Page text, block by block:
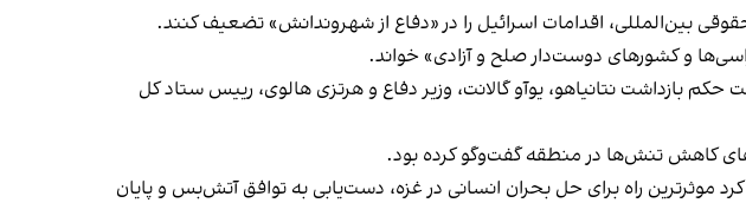
بین‌المللی، اقدامات اسرائیل را در «دفاع از شهروندانش» تضعیف کنند.
و کشورهای دوست‌دار صلح و آزادی» خواند.
بازداشت نتانیاهو، یوآو گالانت، وزیر دفاع و هرتزی هالوی، رییس ستاد کل
کاهش تنش‌ها در منطقه گفت‌وگو کرده بود.
کرد موثرترین راه برای حل بحران انسانی در غزه، دست‌یابی به توافق آتش‌بس و پایان